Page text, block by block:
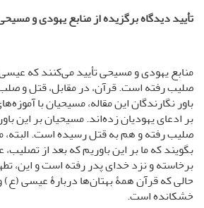
تأیید دیدگاه برگزیده از منابع یهودی و
منابع یهودی و مسیحی تأیید می‌کنند که
صلیب رفته است. قرآن، در مقابل، قتل و صلب
باور نگارندگان این مقاله، مسیحیان با
بر ادعای یهودیان زده‌اند. مسیحیان بر این
صلیب رفته و هم به قتل رسیده است.
بگویند که ما بر این باوریم که بعد از
برخاسته و نزد خدای پدر رفته است و این،
حالی که قرآن همۀ بهتان‌ها دربارۀ عیسی
خشکانده است.